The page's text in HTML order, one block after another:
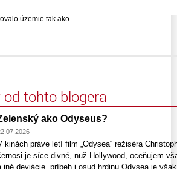
územie tak ako... ...
od tohto blogera
ako Odyseus?
kinách práve letí film „Odysea“ režiséra
je síce divné, nuž Hollywood, oceňujem
iné deviácie, príbeh i osud hrdinu Odysea je